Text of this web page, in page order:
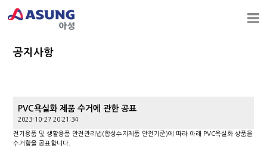
공지사항
PVC욕실화 제품 수거에 관한 공표
2023-10-27 20:21:34
전기용품 및 생활용품 안전관리법(합성수지제품 안전기준)에 따라 아래 PVC욕실화 상품을
수거함을 공표합니다